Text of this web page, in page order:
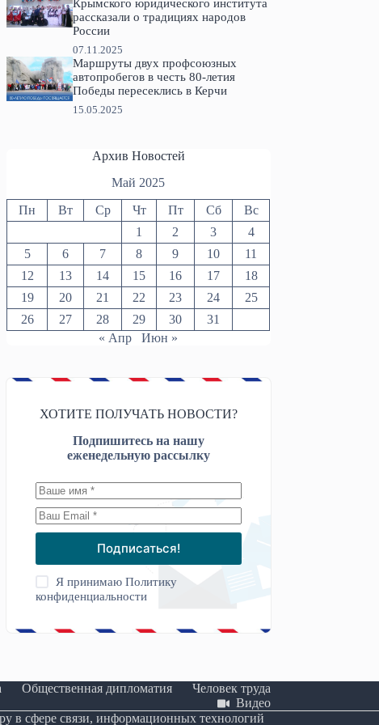
Крымского юридического института
рассказали о традициях народов
России
07.11.2025
Маршруты двух профсоюзных
автопробегов в честь 80-летия
Победы пересеклись в Керчи
15.05.2025
Архив Новостей
Май 2025
Пн Вт Ср Чт Пт Сб
Вс
1
2 3
4
5
6 7 8 9 10
11
12
13 14 15 16 17
18
19
20 21 22 23 24
25
26
27 28 29 30
31
« Апр
Июн »
ХОТИТЕ ПОЛУЧАТЬ НОВОСТИ?
Подпишитесь на нашу
еженедельную рассылку
Подписаться!
Я принимаюПолитику
конфиденциальности
Общественная дипломатия
Человек труда
Видео
в сфере связи, информационных технологий